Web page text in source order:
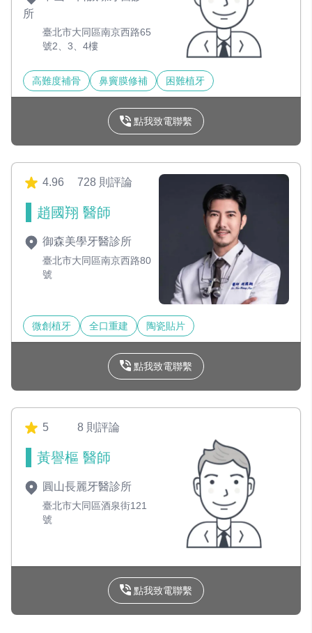
所
臺北市大同區南京西路65
號2、3、4樓
高難度補骨 鼻竇膜修補 困難植牙
點我致電聯繫
4.96 728 則評論
趙國翔 醫師
御森美學牙醫診所
臺北市大同區南京西路80
號
微創植牙 全口重建 陶瓷貼片
點我致電聯繫
5 8 則評論
黃譽樞 醫師
圓山長麗牙醫診所
臺北市大同區酒泉街121
號
點我致電聯繫